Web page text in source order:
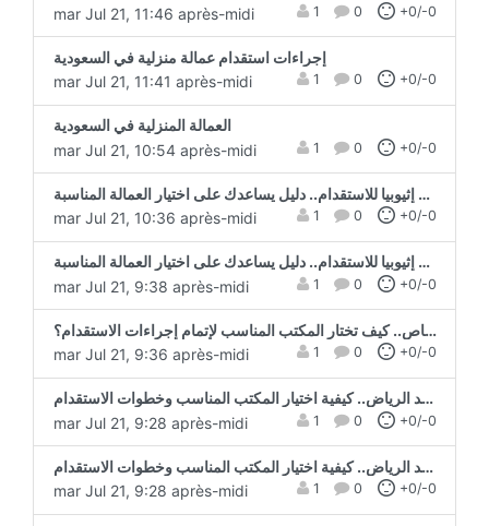
mar Jul 21, 11:46 après-midi
1 0 +0/-0
إجراءات استقدام عمالة منزلية في السعودية
mar Jul 21, 11:41 après-midi
1 0 +0/-0
العمالة المنزلية في السعودية
mar Jul 21, 10:54 après-midi
1 0 +0/-0
أفضل مدن إثيوبيا للاستقدام.. دليل يساعدك على اختيار العمالة المناسبة
mar Jul 21, 10:36 après-midi
1 0 +0/-0
أفضل مدن إثيوبيا للاستقدام.. دليل يساعدك على اختيار العمالة المناسبة
mar Jul 21, 9:38 après-midi
1 0 +0/-0
مكتب استقدام سائق خاص.. كيف تختار المكتب المناسب لإتمام إجراءات الاستقدام؟
mar Jul 21, 9:36 après-midi
1 0 +0/-0
مكتب استقدام الهند الرياض.. كيفية اختيار المكتب المناسب وخطوات الاستقدام
mar Jul 21, 9:28 après-midi
1 0 +0/-0
مكتب استقدام الهند الرياض.. كيفية اختيار المكتب المناسب وخطوات الاستقدام
mar Jul 21, 9:28 après-midi
1 0 +0/-0